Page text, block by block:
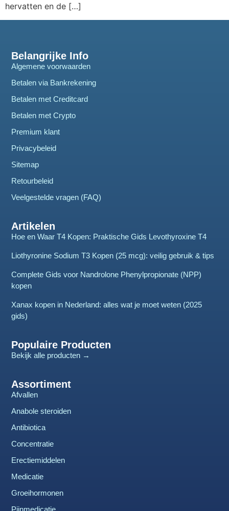
hervatten en de […]
Belangrijke Info
Algemene voorwaarden
Betalen via Bankrekening
Betalen met Creditcard
Betalen met Crypto
Premium klant
Privacybeleid
Sitemap
Retourbeleid
Veelgestelde vragen (FAQ)
Artikelen
Hoe en Waar T4 Kopen: Praktische Gids Levothyroxine T4
Liothyronine Sodium T3 Kopen (25 mcg): veilig gebruik & tips
Complete Gids voor Nandrolone Phenylpropionate (NPP)
kopen
Xanax kopen in Nederland: alles wat je moet weten (2025
gids)
Populaire Producten
Bekijk alle producten →
Assortiment
Afvallen
Anabole steroiden
Antibiotica
Concentratie
Erectiemiddelen
Medicatie
Groeihormonen